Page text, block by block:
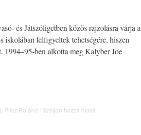
és Játszóligetben közös rajzolásra várja a
felfigyeltek tehetségére, hiszen
1994–95-ben alkotta meg Kalyber Joe
Pilcz Roland | Szóljon hozzá most!